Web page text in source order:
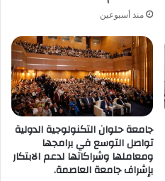
منذ أسبوعين
جامعة حلوان التكنولوجية الدولية
تواصل التوسع في برامجها
ومعاملها وشراكاتها لدعم الابتكار
بإشراف جامعة العاصمة.